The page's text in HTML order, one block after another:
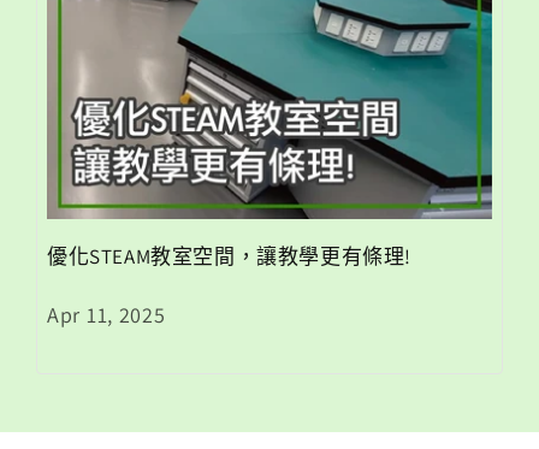
優化STEAM教室空間，讓教學更有條理!
Apr 11, 2025